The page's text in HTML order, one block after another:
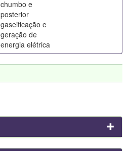
chumbo e
posterior
gaseificação e
geração de
energia elétrica